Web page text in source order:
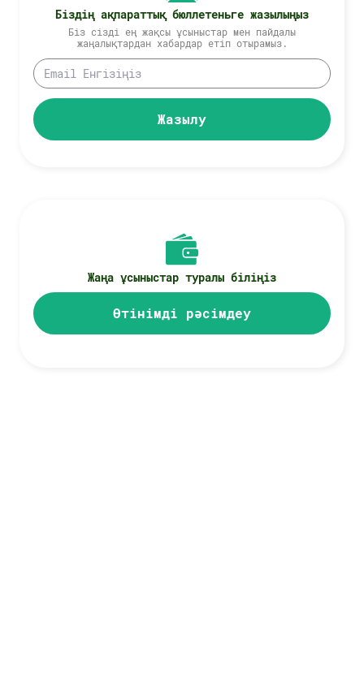
Біздің ақпараттық бюллетеньге жазылыңыз
Біз сізді ең жақсы ұсыныстар мен пайдалы
жаңалықтардан хабардар етіп отырамыз.
Жазылу
Жаңа ұсыныстар туралы біліңіз
Өтінімді рәсімдеу